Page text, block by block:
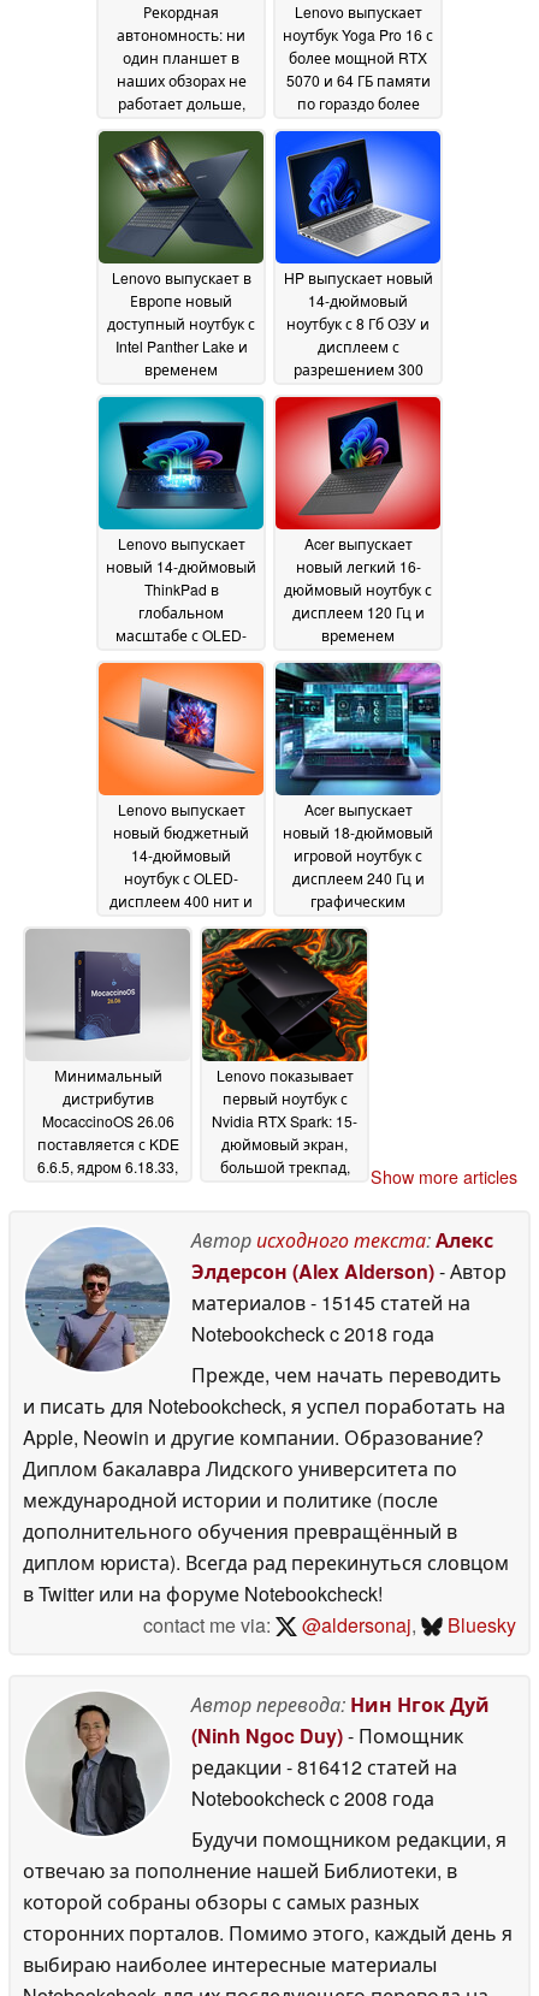
Рекордная
автономность: ни
один планшет в
наших обзорах не
работает дольше,
14 June 2026
Lenovo выпускает
ноутбук Yoga Pro 16 с
более мощной RTX
5070 и 64 ГБ памяти
по гораздо более
09 June
2026
Lenovo выпускает в
Европе новый
доступный ноутбук с
Intel Panther Lake и
временем
более 27 часов04 June
2026
HP выпускает новый
14-дюймовый
ноутбук с 8 Гб ОЗУ и
дисплеем с
разрешением 300
$1 90004 June 2026
Lenovo выпускает
новый 14-дюймовый
ThinkPad в
глобальном
масштабе с OLED-
VRR и Intel Panther
Lake04 June 2026
Acer выпускает
новый легкий 16-
дюймовый ноутбук с
дисплеем 120 Гц и
временем
более 14 часов04 June
2026
Lenovo выпускает
новый бюджетный
14-дюймовый
ноутбук с OLED-
дисплеем 400 нит и
04 June 2026
Acer выпускает
новый 18-дюймовый
игровой ноутбук с
дисплеем 240 Гц и
графическим
508004 June 2026
Минимальный
дистрибутив
MocaccinoOS 26.06
поставляется с KDE
6.6.5, ядром 6.18.33,
Lenovo показывает
первый ноутбук с
Nvidia RTX Spark: 15-
дюймовый экран,
большой трекпад,
Show more articles
Авторисходного текста:Алекс
Элдерсон (Alex Alderson)- Автор
материалов- 15145 статей на
Notebookcheckc 2018 года
Прежде, чем начать переводить
и писать для Notebookcheck, я успел поработать на
Apple, Neowin и другие компании. Образование?
Диплом бакалавра Лидского университета по
международной истории и политике (после
дополнительного обучения превращённый в
диплом юриста). Всегда рад перекинуться словцом
в Twitter или на форуме Notebookcheck!
contact me via:
@aldersonaj, Bluesky
Автор перевода: Нин Нгок Дуй
(Ninh Ngoc Duy)- Помощник
редакции - 816412 статей на
Notebookcheckc 2008 года
Будучи помощником редакции, я
отвечаю за пополнение нашей Библиотеки, в
которой собраны обзоры с самых разных
сторонних порталов. Помимо этого, каждый день я
выбираю наиболее интересные материалы